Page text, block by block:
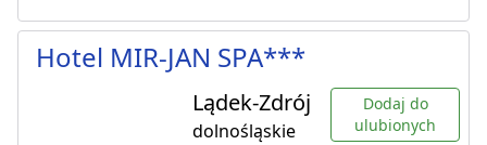
Hotel MIR-JAN SPA***
Lądek-Zdrój
dolnośląskie
Dodaj do
ulubionych